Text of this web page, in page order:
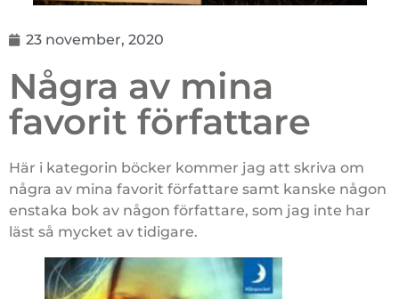
23 november, 2020
Några av mina
favorit författare
Här i kategorin böcker kommer jag att skriva om
några av mina favorit författare samt kanske någon
enstaka bok av någon författare, som jag inte har
läst så mycket av tidigare.